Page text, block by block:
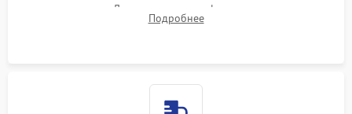
течеискателем. Демонтаж старого фильтра-осушителя и
продувка капиллярной трубки для устранения засоров.
Подробнее